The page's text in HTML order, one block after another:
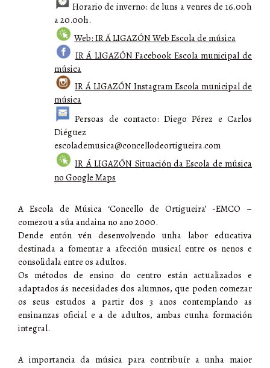
Horario de inverno: de luns a venres de 16.00h
a 20.00h.
Web: IR Á LIGAZÓN Web Escola de música
IR Á LIGAZÓN Facebook Escola municipal de
música
IR Á LIGAZÓN Instagram Escola municipal de
música
Persoas de contacto: Diego Pérez e Carlos
Diéguez
escolademusica@concellodeortigueira.com
IR Á LIGAZÓN Situación da Escola de música
no Google Maps
A Escola de Música ‘Concello de Ortigueira’ -EMCO –
comezou a súa andaina no ano 2000.
Dende entón vén desenvolvendo unha labor educativa
destinada a fomentar a afección musical entre os nenos e
consolidala entre os adultos.
Os métodos de ensino do centro están actualizados e
adaptados ás necesidades dos alumnos, que poden comezar
os seus estudos a partir dos 3 anos contemplando as
ensinanzas oficial e a de adultos, ambas cunha formación
integral.
A importancia da música para contribuír a unha maior